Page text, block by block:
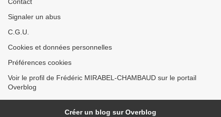
Signaler un abus
C.G.U.
Cookies et données personnelles
Préférences cookies
Voir le profil de Frédéric MIRABEL-CHAMBAUD sur le portail
Overblog
Créer un blog sur Overblog